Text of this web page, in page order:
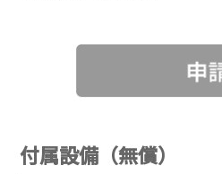
付属設備（無償）